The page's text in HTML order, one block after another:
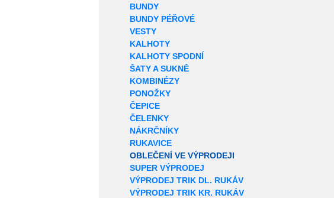
BUNDY
BUNDY PÉŘOVÉ
VESTY
KALHOTY
KALHOTY SPODNÍ
ŠATY A SUKNĚ
KOMBINÉZY
PONOŽKY
ČEPICE
ČELENKY
NÁKRČNÍKY
RUKAVICE
OBLEČENÍ VE VÝPRODEJI
SUPER VÝPRODEJ
VÝPRODEJ TRIK DL. RUKÁV
VÝPRODEJ TRIK KR. RUKÁV